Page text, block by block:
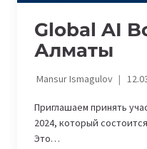
Global AI
Алматы
Mansur Ismagulov
Приглашаем принять
2024, который
Это…